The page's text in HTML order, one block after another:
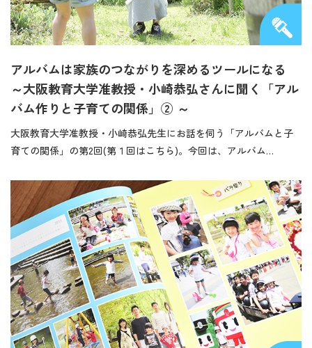
アルバムは家族のつながりを深めるツールになる
～大阪教育大学准教授・小崎恭弘さんに聞く「アル
バム作りと子育ての関係」② ～
大阪教育大学准教授・小崎恭弘先生にお話を伺う「アルバムと子
育ての関係」の第2回(第１回はこちら)。今回は、アルバム…